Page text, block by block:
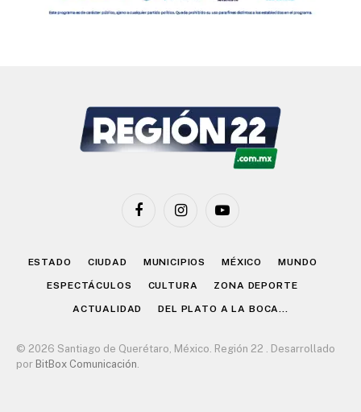
FacebookInstagramYouTube
ESTADO CIUDAD MUNICIPIOS MÉXICO MUNDO
ESPECTÁCULOS CULTURA ZONA DEPORTE
ACTUALIDAD DEL PLATO A LA BOCA…
© 2026 Santiago de Querétaro, México. Región 22 . Desarrollado
por BitBox Comunicación.